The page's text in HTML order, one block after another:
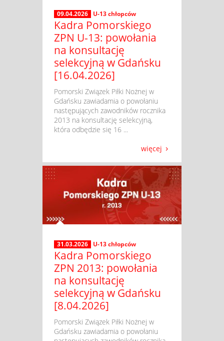
09.04.2026 U-13 chłopców
Kadra Pomorskiego
ZPN U-13: powołania
na konsultację
selekcyjną w Gdańsku
[16.04.2026]
​ Pomorski Związek Piłki Nożnej w
Gdańsku zawiadamia o powołaniu
następujących zawodników rocznika
2013 na konsultację selekcyjną,
która odbędzie się 16 ...
więcej
31.03.2026 U-13 chłopców
Kadra Pomorskiego
ZPN 2013: powołania
na konsultację
selekcyjną w Gdańsku
[8.04.2026]
​ Pomorski Związek Piłki Nożnej w
Gdańsku zawiadamia o powołaniu